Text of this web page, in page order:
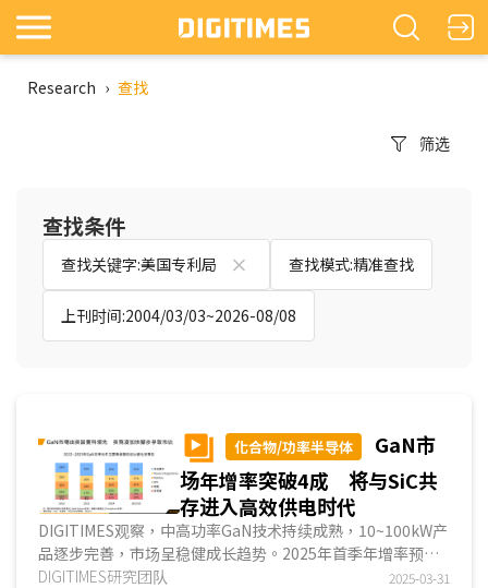
Research › 查找
筛选
查找条件
查找关键字:美国专利局 查找模式:精准查找
上刊时间:2004/03/03~2026-08/08
化合物/功率半导体
GaN市
场年增率突破4成 将与SiC共
存进入高效供电时代
DIGITIMES观察，中高功率GaN技术持续成熟，10~100kW产
品逐步完善，市场呈稳健成长趋势。2025年首季年增率预估
超过40%，显示GaN应用需求持续升温。业者积极强化高价
DIGITIMES研究团队 2025-03-31